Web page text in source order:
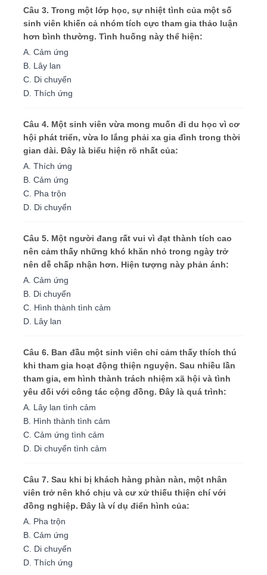
Câu 3. Trong một lớp học, sự nhiệt tình của một số
sinh viên khiến cả nhóm tích cực tham gia thảo luận
hơn bình thường. Tình huống này thể hiện:
A. Cảm ứng
B. Lây lan
C. Di chuyển
D. Thích ứng
Câu 4. Một sinh viên vừa mong muốn đi du học vì cơ
hội phát triển, vừa lo lắng phải xa gia đình trong thời
gian dài. Đây là biểu hiện rõ nhất của:
A. Thích ứng
B. Cảm ứng
C. Pha trộn
D. Di chuyển
Câu 5. Một người đang rất vui vì đạt thành tích cao
nên cảm thấy những khó khăn nhỏ trong ngày trở
nên dễ chấp nhận hơn. Hiện tượng này phản ánh:
A. Cảm ứng
B. Di chuyển
C. Hình thành tình cảm
D. Lây lan
Câu 6. Ban đầu một sinh viên chỉ cảm thấy thích thú
khi tham gia hoạt động thiện nguyện. Sau nhiều lần
tham gia, em hình thành trách nhiệm xã hội và tình
yêu đối với công tác cộng đồng. Đây là quá trình:
A. Lây lan tình cảm
B. Hình thành tình cảm
C. Cảm ứng tình cảm
D. Di chuyển tình cảm
Câu 7. Sau khi bị khách hàng phàn nàn, một nhân
viên trở nên khó chịu và cư xử thiếu thiện chí với
đồng nghiệp. Đây là ví dụ điển hình của:
A. Pha trộn
B. Cảm ứng
C. Di chuyển
D. Thích ứng